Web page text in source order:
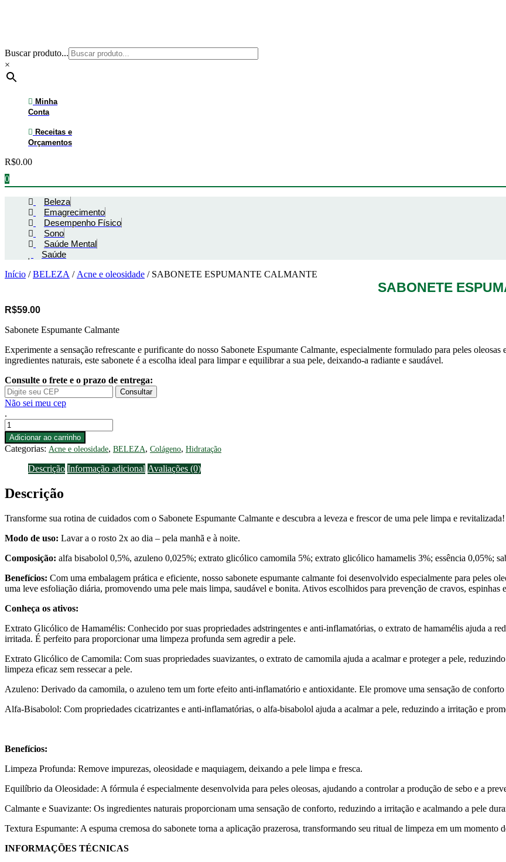
Buscar produto...
×
Minha
Conta
Receitas e
Orçamentos
R$0.00
0
Beleza
Emagrecimento
Desempenho Físico
Sono
Saúde Mental
Saúde
Início /BELEZA / Acne e oleosidade / SABONETE ESPUMANTE CALMANTE
SABONETE
R$59.00
Sabonete Espumante Calmante
Experimente a sensação refrescante e purificante do nosso Sabonete Espumante Calmante, especialmente formulado para peles
ingredientes naturais, este sabonete é a escolha ideal para limpar e equilibrar a sua pele, deixando-a radiante e saudável.
Consulte o frete e o prazo de entrega:
Consultar
Não sei meu cep
.
SABONETE
ESPUMANTE
CALMANTE
quantidade
Adicionar ao carrinho
Categorias: Acne e oleosidade, BELEZA, Colágeno, Hidratação
Descrição Informação adicional Avaliações (0)
Descrição
Transforme sua rotina de cuidados com o Sabonete Espumante Calmante e descubra a leveza e frescor de uma pele limpa e revitalizada!
Modo de uso: Lavar a o rosto 2x ao dia – pela manhã e à noite.
Composição: alfa bisabolol 0,5%, azuleno 0,025%; extrato glicólico camomila 5%; extrato glicólico hamamelis 3%; essência 0,05%;
Benefícios: Com uma embalagem prática e eficiente, nosso sabonete espumante calmante foi desenvolvido especialmente para peles
uma leve esfoliação diária, promovendo uma pele mais limpa, saudável e bonita. Ativos escolhidos para prevenção de cravos, espinhas
Conheça os ativos:
Extrato Glicólico de Hamamélis: Conhecido por suas propriedades adstringentes e anti-inflamatórias, o extrato de hamamélis ajuda a
irritada. É perfeito para proporcionar uma limpeza profunda sem agredir a pele.
Extrato Glicólico de Camomila: Com suas propriedades suavizantes, o extrato de camomila ajuda a acalmar e proteger a pele,
limpeza eficaz sem ressecar a pele.
Azuleno: Derivado da camomila, o azuleno tem um forte efeito anti-inflamatório e antioxidante. Ele promove uma sensação de
Alfa-Bisabolol: Com propriedades cicatrizantes e anti-inflamatórias, o alfa-bisabolol ajuda a acalmar a pele, reduzindo a irritação e
Benefícios:
Limpeza Profunda: Remove impurezas, oleosidade e maquiagem, deixando a pele limpa e fresca.
Equilíbrio da Oleosidade: A fórmula é especialmente desenvolvida para peles oleosas, ajudando a controlar a produção de sebo e a
Calmante e Suavizante: Os ingredientes naturais proporcionam uma sensação de conforto, reduzindo a irritação e acalmando a pele
Textura Espumante: A espuma cremosa do sabonete torna a aplicação prazerosa, transformando seu ritual de limpeza em um momento
INFORMAÇÕES TÉCNICAS